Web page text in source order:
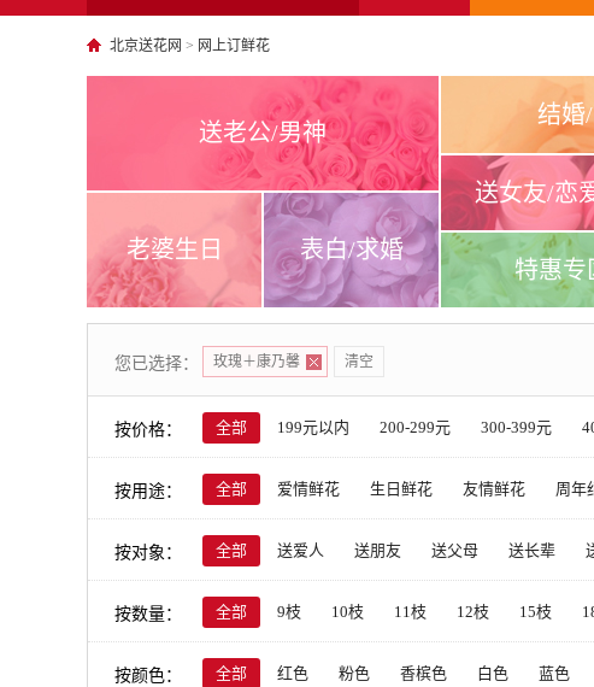
北京送花网 > 网上订鲜花
送老公/男神
老婆生日 表白/求婚
结婚
送女友/恋
特惠专
您已选择： 玫瑰＋康乃馨 清空
按价格： 全部 199元以内 200-299元 300-399元
按用途： 全部 爱情鲜花 生日鲜花 友情鲜花 周年
按对象： 全部 送爱人 送朋友 送父母 送长辈
按数量： 全部 9枝 10枝 11枝 12枝 15枝
按颜色： 全部 红色 粉色 香槟色 白色 蓝色